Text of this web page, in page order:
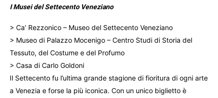
I Musei del Settecento Veneziano
> Ca’ Rezzonico – Museo del Settecento Veneziano
> Museo di Palazzo Mocenigo – Centro Studi di Storia del
Tessuto, del Costume e del Profumo
> Casa di Carlo Goldoni
Il Settecento fu l’ultima grande stagione di fioritura di ogni arte
a Venezia e forse la più iconica. Con un unico biglietto è